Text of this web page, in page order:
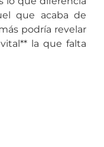
que acaba de
podría revelar
la que falta